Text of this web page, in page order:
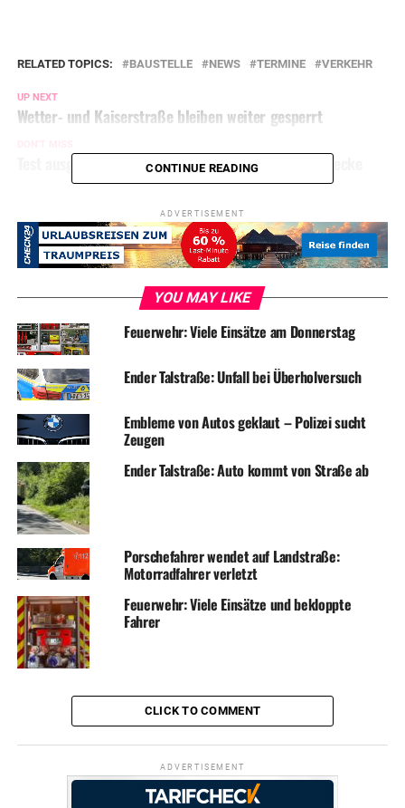
RELATED TOPICS: BAUSTELLE NEWS TERMINE VERKEHR
UP NEXT
Wetter- und Kaiserstraße bleiben weiter gesperrt
Test ausgewertet: Erstmal kein Corona-Fall in Herdecke
CONTINUE READING
ADVERTISEMENT
YOU MAY LIKE
Feuerwehr: Viele Einsätze am Donnerstag
Ender Talstraße: Unfall bei Überholversuch
Embleme von Autos geklaut – Polizei sucht
Zeugen
Ender Talstraße: Auto kommt von Straße ab
Porschefahrer wendet auf Landstraße:
Motorradfahrer verletzt
Feuerwehr: Viele Einsätze und bekloppte
Fahrer
CLICK TO COMMENT
ADVERTISEMENT